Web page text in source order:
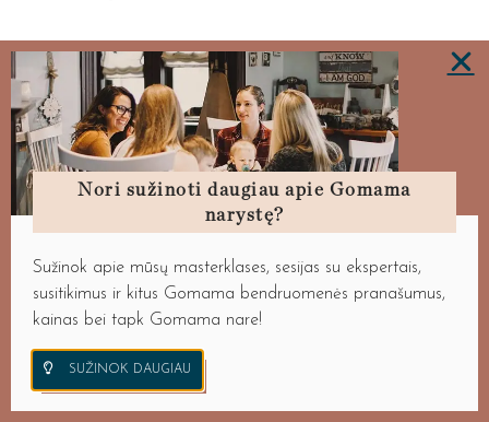
Prasidėjus karantinui ne vienas smulkusis
verslas pradėjo galvoti apie prekybą internetu.
Būtent Etsy platformaatvėrė galimybes
smulkiesiems verslamsir jie sėkmingai galėjo
perkelti savo verslą į interneto erdvę bei
padidinti pajamas.
Apie tai, kaip pradėti prekybą Etsy
platformoje, kaip tapti matomu ir išsiskirti tarp
šimtų tūkstančių kitų prekeivių ir netgi, kaip
įforminti Etsy veikla sužinosi
kursuose su Dovile Mikelėniene
specialiste. Kursus peržiūrėti gali
Nori sužinoti daugiau apie Gomama
narystę?
Sužinok apie mūsų masterklases, sesijas su ekspertais,
susitikimus ir kitus Gomama bendruomenės pranašumus,
kainas bei tapk Gomama nare!
SUŽINOK DAUGIAU